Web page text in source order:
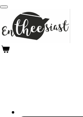
Ga
direct
naar
de